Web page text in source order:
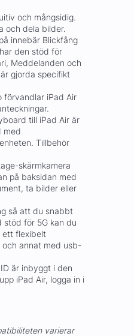
och mångsidig.
och dela bilder.
innebär Blickfång
den stöd för
Meddelanden och
gjorda specifikt
förvandlar iPad Air
till iPad Air är
med
Tillbehör
skärmkamera
på baksidan med
ta bilder eller
så att du snabbt
stöd för 5G kan du
ett flexibelt
och annat med usb-
ID är inbyggt i den
iPad Air, logga in i
varierar